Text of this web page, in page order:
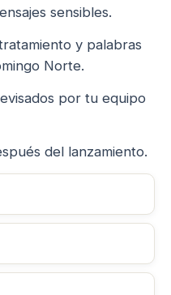
sensibles.
y palabras
Norte.
por tu equipo
del lanzamiento.